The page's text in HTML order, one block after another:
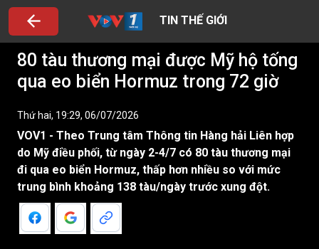
TIN THẾ GIỚI
80 tàu thương mại được Mỹ hộ tống
qua eo biển Hormuz trong 72 giờ
Thứ hai, 19:29, 06/07/2026
VOV1 - Theo Trung tâm Thông tin Hàng hải Liên hợp
do Mỹ điều phối, từ ngày 2-4/7 có 80 tàu thương mại
đi qua eo biển Hormuz, thấp hơn nhiều so với mức
trung bình khoảng 138 tàu/ngày trước xung đột.